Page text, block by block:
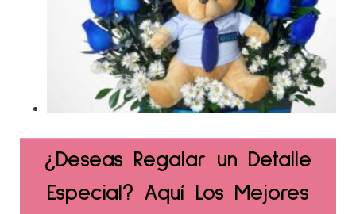
¿Deseas Regalar un Detalle
Especial? Aquí Los Mejores